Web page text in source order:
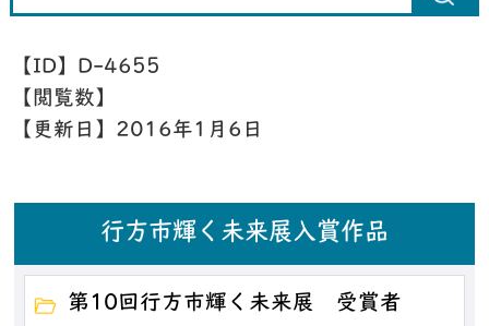
【ID】 D-4655
【閲覧数】
【更新日】 2016年1月6日
行方市輝く未来展入賞作品
第10回行方市輝く未来展 受賞者